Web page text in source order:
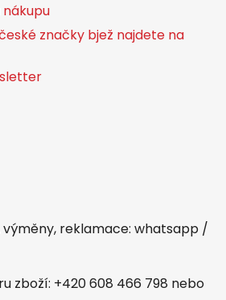
značky bjež najdete na
výměny, reklamace: whatsapp /
zboží: +420 608 466 798 nebo